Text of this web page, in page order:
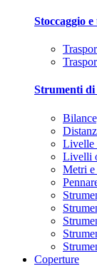
Stoccaggio
Strumenti di
Livelle
Livelli
Metri e
Coperture